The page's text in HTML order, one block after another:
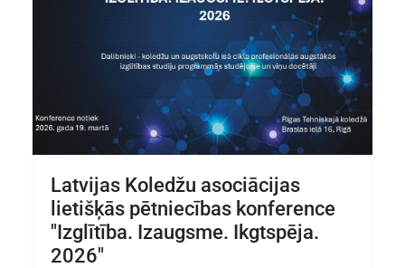
Latvijas Koledžu asociācijas
lietišķās pētniecības konference
"Izglītība. Izaugsme. Ikgtspēja.
2026"